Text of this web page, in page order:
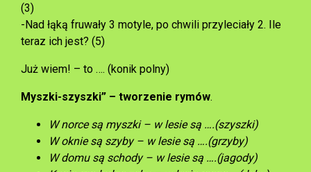
(3)
-Nad łąką fruwały 3 motyle, po chwili przyleciały 2. Ile
teraz ich jest? (5)
Już wiem! – to …. (konik polny)
Myszki-szyszki” – tworzenie rymów.
W norce są myszki – w lesie są ….(szyszki)
W oknie są szyby – w lesie są ….(grzyby)
W domu są schody – w lesie są ….(jagody)